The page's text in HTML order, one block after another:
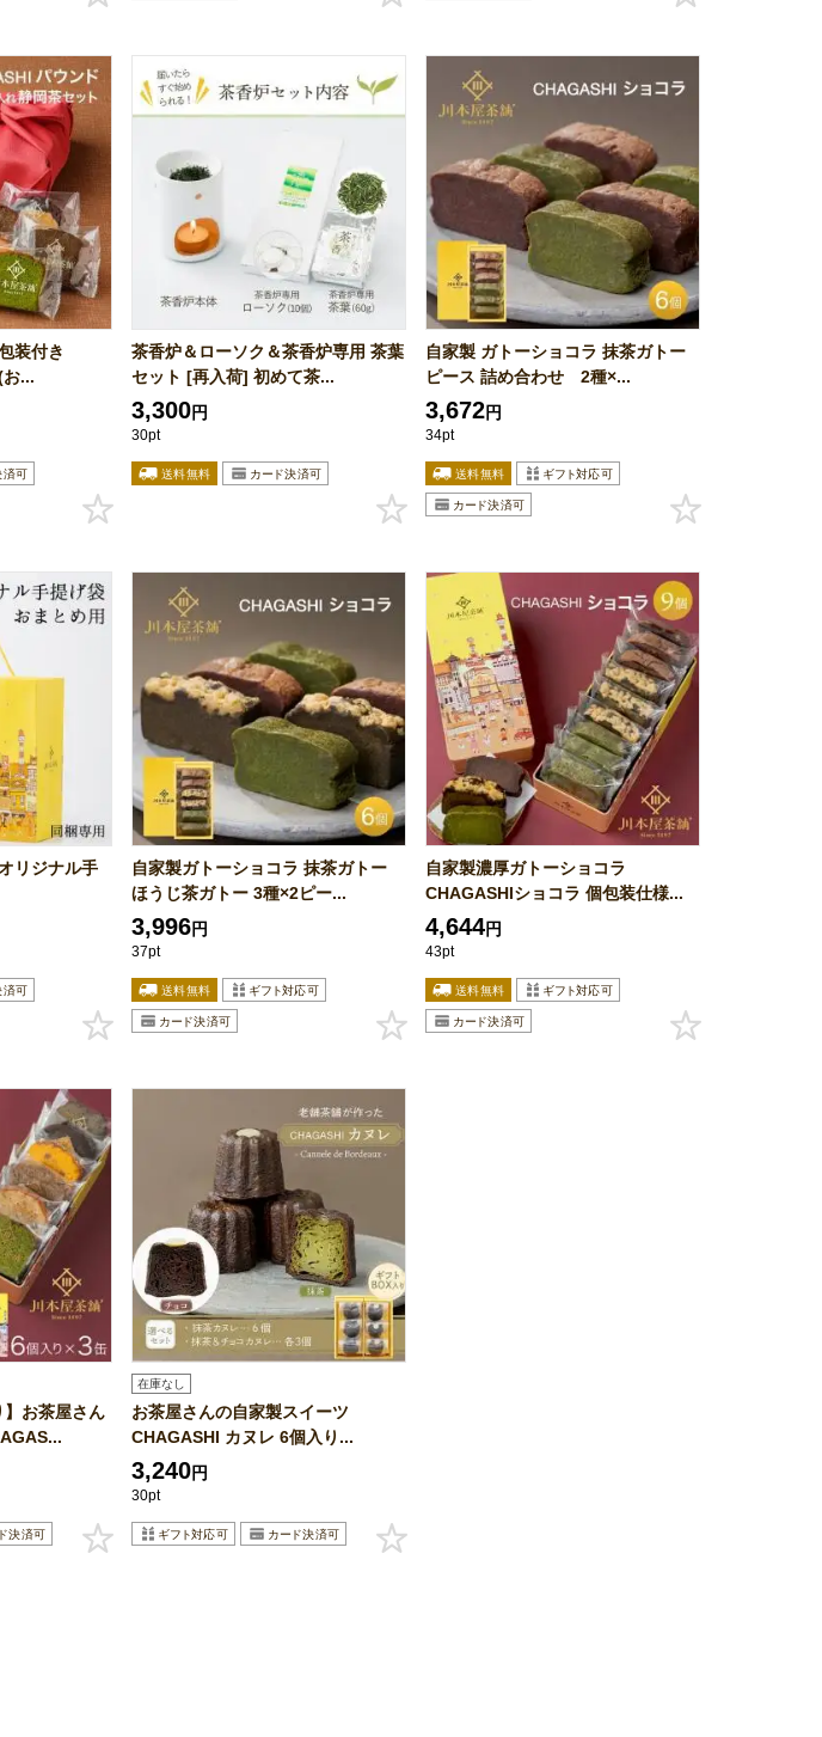
装付き
...
茶香炉＆ローソク＆茶香炉専用 茶葉
セット [再入荷] 初めて茶...
3,300円
30pt
自家製 ガトーショコラ 抹茶ガトー
ピース 詰め合わせ 2種×...
3,672円
34pt
リジナル手
自家製ガトーショコラ 抹茶ガトー
ほうじ茶ガトー 3種×2ピー...
3,996円
37pt
自家製濃厚ガトーショコラ
CHAGASHIショコラ 個包装仕様...
4,644円
43pt
】お茶屋さん
在庫なし
お茶屋さんの自家製スイーツ
CHAGASHI カヌレ 6個入り...
3,240円
30pt